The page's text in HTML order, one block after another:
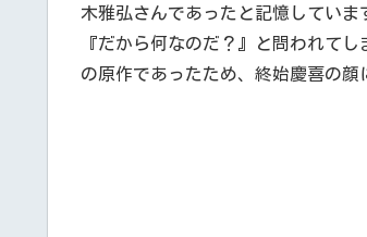
木雅弘さんであったと記憶していま
『だから何なのだ？』と問われて
の原作であったため、終始慶喜の顔